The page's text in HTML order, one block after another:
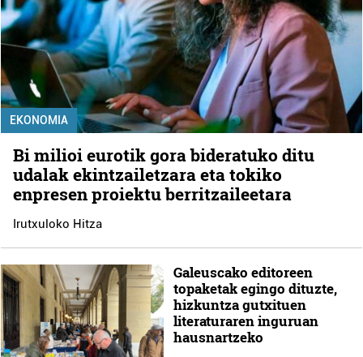
EKONOMIA
Bi milioi eurotik gora bideratuko ditu
udalak ekintzailetzara eta tokiko
enpresen proiektu berritzaileetara
Irutxuloko Hitza
Galeuscako editoreen
topaketak egingo dituzte,
hizkuntza gutxituen
literaturaren inguruan
hausnartzeko